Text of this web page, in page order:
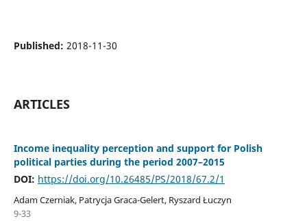
Published: 2018-11-30
ARTICLES
Income inequality perception and support for Polish
political parties during the period 2007–2015
DOI: https://doi.org/10.26485/PS/2018/67.2/1
Adam Czerniak, Patrycja Graca-Gelert, Ryszard Łuczyn
9-33